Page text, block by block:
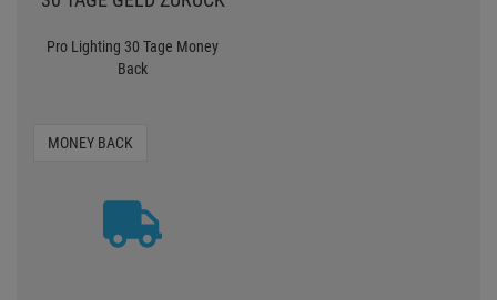
Pro Lighting 30 Tage Money
Back
MONEY BACK